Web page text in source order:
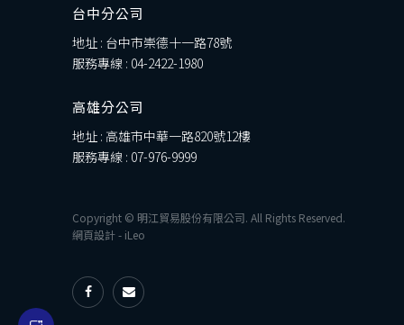
台中分公司
地址 : 台中市崇德十一路78號
服務專線 : 04-2422-1980
高雄分公司
地址 : 高雄市中華一路820號12樓
服務專線 : 07-976-9999
Copyright © 明江貿易股份有限公司. All Rights Reserved.
網頁設計- iLeo